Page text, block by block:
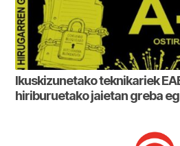
Ikuskizunetako teknikariek
hiriburuetako jaietan greba